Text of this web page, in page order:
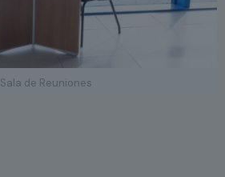
Sala de Reuniones